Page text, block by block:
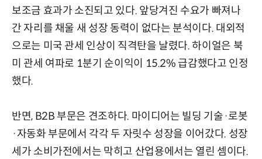
보조금 효과가 소진되고 있다. 앞당겨진 수요가 빠져나
간 자리를 채울 새 성장 동력이 없다는 분석이다. 대외적
으로는 미국 관세 인상이 직격탄을 날렸다. 하이얼은 북
미 관세 여파로 1분기 순이익이 15.2% 급감했다고 인정
했다.
반면, B2B 부문은 견조하다. 마이디어는 빌딩 기술·로봇
·자동화 부문에서 각각 두 자릿수 성장을 이어갔다. 성장
세가 소비가전에서는 막히고 산업용에서는 열린 셈이다.